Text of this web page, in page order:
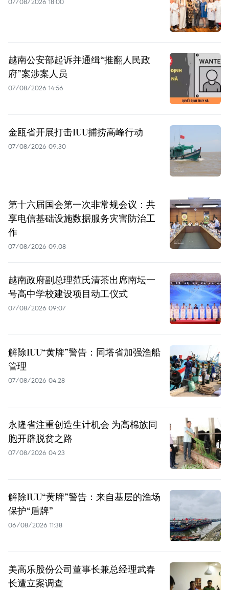
越南公安部起诉并通缉“推翻人民政
府”案涉案人员
07/08/2026 14:56
金瓯省开展打击IUU捕捞高峰行动
07/08/2026 09:30
第十六届国会第一次非常规会议：共
享电信基础设施数据服务灾害防治工
作
07/08/2026 09:08
越南政府副总理范氏清茶出席南坛一
号高中学校建设项目动工仪式
07/08/2026 09:07
解除IUU“黄牌”警告：同塔省加强渔船
管理
07/08/2026 04:28
永隆省注重创造生计机会 为高棉族同
胞开辟脱贫之路
07/08/2026 04:23
解除IUU“黄牌”警告：来自基层的渔场
保护“盾牌”
06/08/2026 11:38
美高乐股份公司董事长兼总经理武春
长遭立案调查